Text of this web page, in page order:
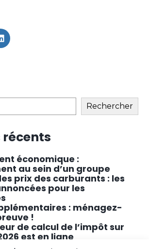
Rechercher
économique :
au sein d’un groupe
prix des carburants : les
pour les
: ménagez-
!
de calcul de l’impôt sur
est en ligne
des solutions de